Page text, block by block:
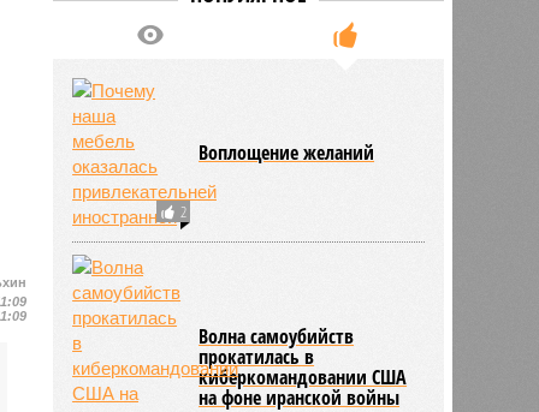
2
Воплощение желаний
Волна самоубийств
прокатилась в
киберкомандовании США
на фоне иранской войны